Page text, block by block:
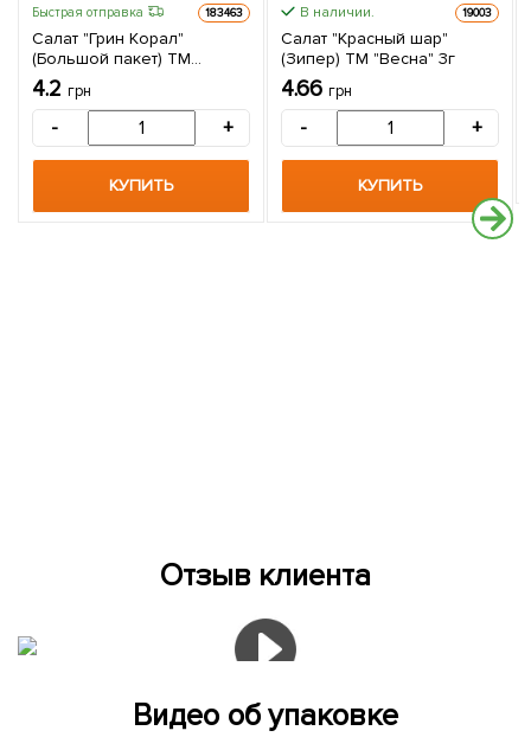
Быстрая отправка 183463
Салат "Грин Корал"
(Большой пакет) ТМ
"Весна" 3г
4.2 грн
- +
КУПИТЬ
В наличии. 19003
Салат "Красный шар"
(Зипер) ТМ "Весна" 3г
4.66 грн
- +
КУПИТЬ
Отзыв клиента
Видео об упаковке